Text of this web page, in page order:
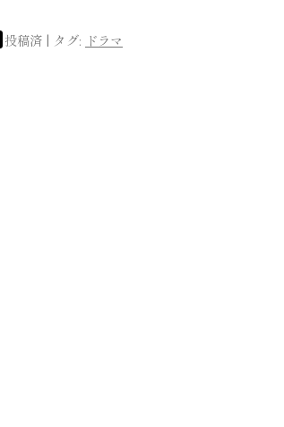
投稿済 | タグ: ドラマ
ゲーション